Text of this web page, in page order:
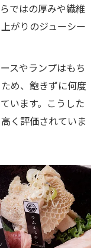
ではの厚みや繊維
がりのジューシー
スやランプはもち
め、飽きずに何度
います。こうした
く評価されていま